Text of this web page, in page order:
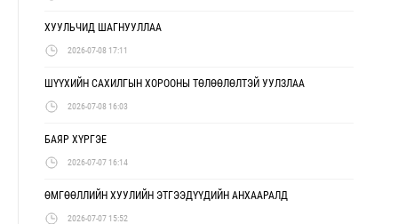
ХУУЛЬЧИД ШАГНУУЛЛАА
2026-07-08 17:11
ШҮҮХИЙН САХИЛГЫН ХОРООНЫ ТӨЛӨӨЛӨЛТЭЙ УУЛЗЛАА
2026-07-08 16:03
БАЯР ХҮРГЭЕ
2026-07-07 16:14
ӨМГӨӨЛЛИЙН ХУУЛИЙН ЭТГЭЭДҮҮДИЙН АНХААРАЛД
2026-07-07 15:52